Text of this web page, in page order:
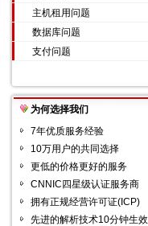
主机租用问题
数据库问题
支付问题
为何选择我们
7年优质服务经验
10万用户的共同选择
更低的价格更好的服务
CNNIC四星级认证服务商
拥有正规经营许可证(ICP)
先进的解析技术10分钟生效